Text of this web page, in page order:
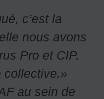
é, c’est la
nous avons
Pro et CIP.
collective.»
au sein de